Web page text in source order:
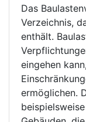
Das
Verzeichnis,
enthält.
eingehen
ermöglichen.